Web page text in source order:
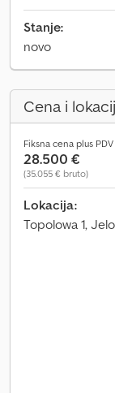
Stanje:
novo
Cena i
Fiksna cena plus PDV
28.500 €
(35.055 € bruto)
Lokacija:
Topolowa 1,